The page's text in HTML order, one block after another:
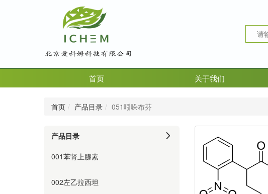
首页 关于我们
首页 产品目录 051吲哚布芬
产品目录
001苯肾上腺素
002左乙拉西坦